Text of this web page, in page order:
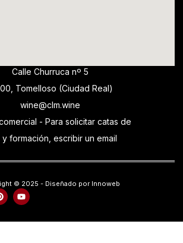
Calle Churruca nº 5
Tomelloso (Ciudad Real)
wine@clm.wine
- Para solicitar catas de
y formación, escribir un email
© 2025 - Diseñado por Innoweb